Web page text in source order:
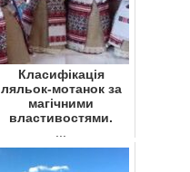
Класифікація
ляльок-мотанок за
магічними
властивостями.